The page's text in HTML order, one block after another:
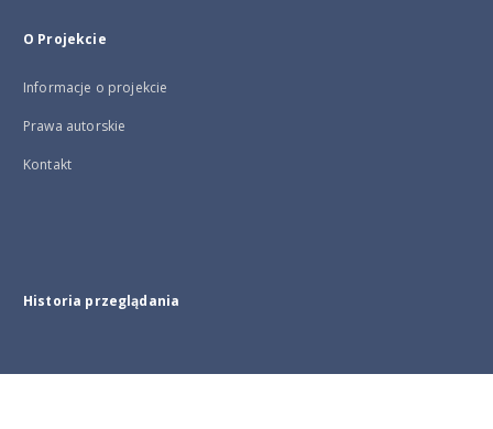
O Projekcie
Informacje o projekcie
Prawa autorskie
Kontakt
Historia przeglądania